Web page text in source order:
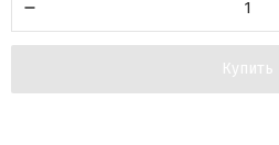
Купить